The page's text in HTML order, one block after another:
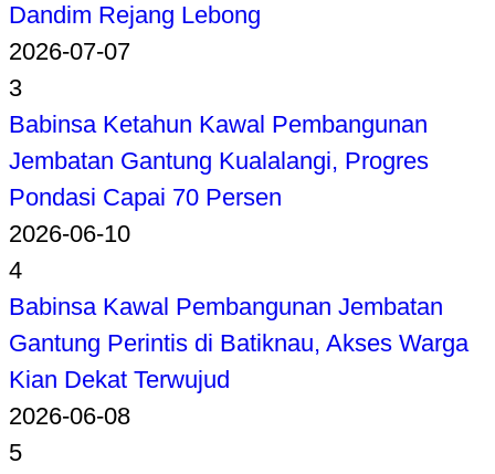
Dandim Rejang Lebong
2026-07-07
3
Babinsa Ketahun Kawal Pembangunan
Jembatan Gantung Kualalangi, Progres
Pondasi Capai 70 Persen
2026-06-10
4
Babinsa Kawal Pembangunan Jembatan
Gantung Perintis di Batiknau, Akses Warga
Kian Dekat Terwujud
2026-06-08
5